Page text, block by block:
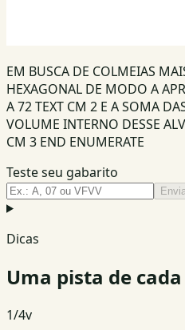
EM BUSCA DE COLMEIAS
HEXAGONAL DE MODO A
A 72 TEXT CM 2 E A SOMA
VOLUME INTERNO DESSE
CM 3 END ENUMERATE
Teste seu gabarito
Dicas
Uma pista de
1/4v